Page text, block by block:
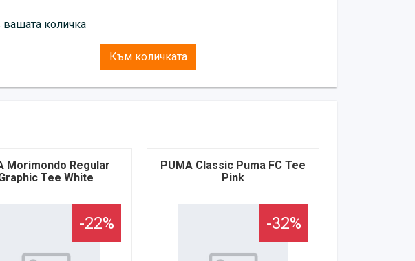
количка
Към количката
Morimondo Regular
Tee White
-22%
PUMA Classic Puma FC Tee
Pink
-32%